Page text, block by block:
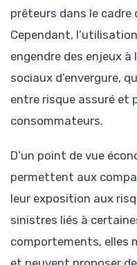
prêteurs dans le cadre
Cependant,
engendre des enjeux
sociaux d’envergure,
entre risque assuré et
consommateurs.
D’un point de vue
permettent aux
leur exposition aux
sinistres liés à
comportements, elles